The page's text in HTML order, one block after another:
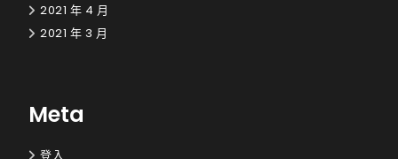
2021 年 4 月
2021 年 3 月
Meta
登入